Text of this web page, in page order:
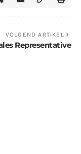
VOLGEND ARTIKEL
Representative